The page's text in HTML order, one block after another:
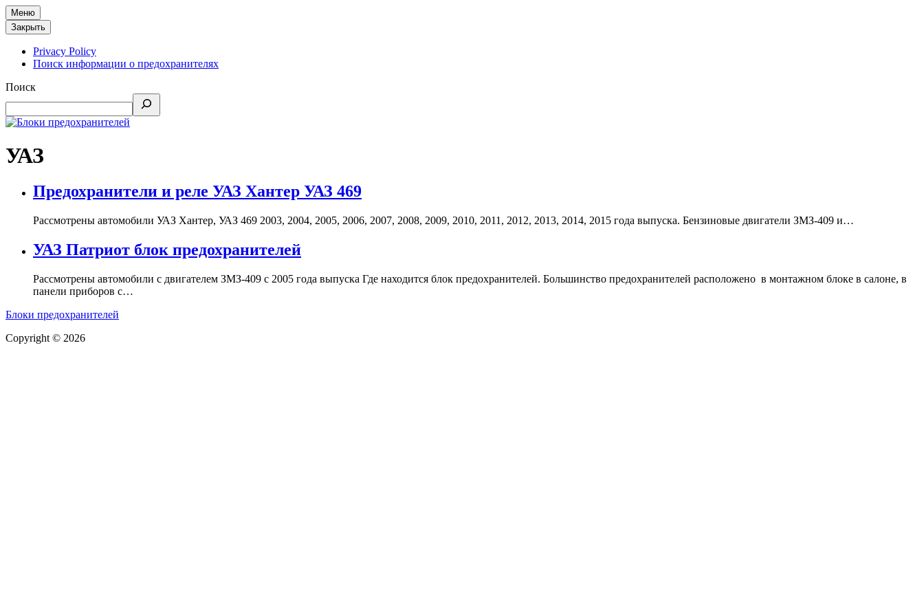
Меню
Закрыть
Privacy Policy
Поиск информации о предохранителях
Поиск
УАЗ
Предохранители и реле УАЗ Хантер УАЗ 469
Рассмотрены автомобили УАЗ Хантер, УАЗ 469 2003, 2004, 2005, 2006, 2007, 2008, 2009, 2010, 2011, 2012, 2013, 2014, 2015 года выпуска. Бензиновые двигатели ЗМЗ-409 и…
УАЗ Патриот блок предохранителей
Рассмотрены автомобили с двигателем ЗМЗ-409 с 2005 года выпуска Где находится блок предохранителей. Большинство предохранителей расположено в монтажном блоке в салоне, в
панели приборов с…
Блоки предохранителей
Copyright © 2026